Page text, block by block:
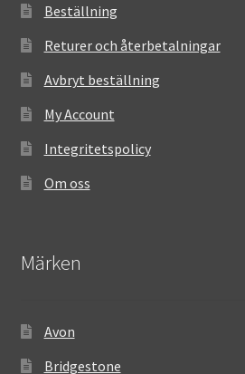
Beställning
Returer och återbetalningar
Avbryt beställning
My Account
Integritetspolicy
Om oss
Märken
Avon
Bridgestone